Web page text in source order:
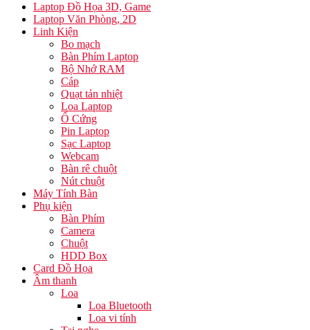
Laptop Đồ Họa 3D, Game
Laptop Văn Phòng, 2D
Linh Kiện
Bo mạch
Bàn Phím Laptop
Bộ Nhớ RAM
Cáp
Quạt tản nhiệt
Loa Laptop
Ổ Cứng
Pin Laptop
Sạc Laptop
Webcam
Bàn rê chuột
Nút chuột
Máy Tính Bàn
Phụ kiện
Bàn Phím
Camera
Chuột
HDD Box
Card Đồ Họa
Âm thanh
Loa
Loa Bluetooth
Loa vi tính